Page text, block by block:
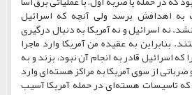
به اهدافش برسد ولی آنچه که اسرائیل
نه اسرائیل و نه آمریکا به دنبال درگیری
بنابراین به عقیده من آمریکا وارد ماجرا
اسرائیل قادر به انجام آن نبود، بزند و به
ضرباتی از سوی آمریکا به مراکز هسته‌ای وارد
که تاسیسات هسته‌ای در حمله آمریکا آسیب